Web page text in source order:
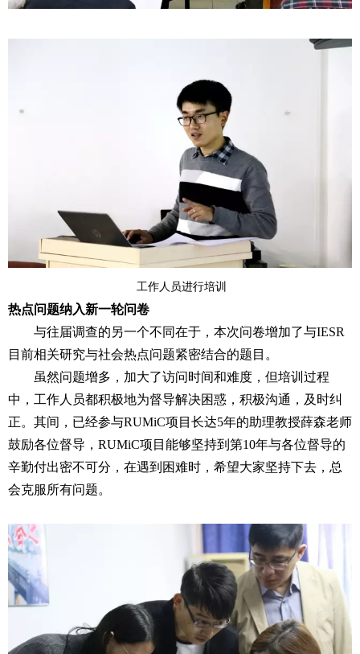
工作人员进行培训
热点问题纳入新一轮问卷
与往届调查的另一个不同在于，本次问卷增加了与IESR
目前相关研究与社会热点问题紧密结合的题目。
虽然问题增多，加大了访问时间和难度，但培训过程
中，工作人员都积极地为督导解决困惑，积极沟通，及时纠
正。其间，已经参与RUMiC项目长达5年的助理教授薛森老师
鼓励各位督导，RUMiC项目能够坚持到第10年与各位督导的
辛勤付出密不可分，在遇到困难时，希望大家坚持下去，总
会克服所有问题。